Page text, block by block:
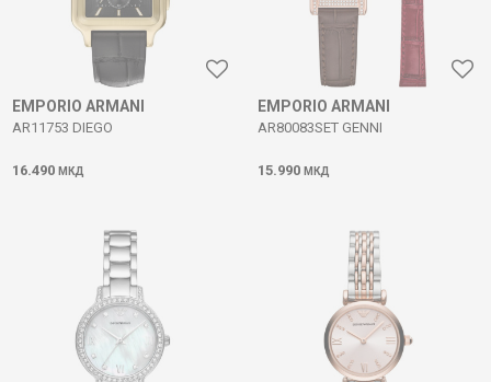
EMPORIO ARMANI
AR11753 DIEGO
16.490 МКД
EMPORIO ARMANI
AR80083SET GENNI
15.990 МКД